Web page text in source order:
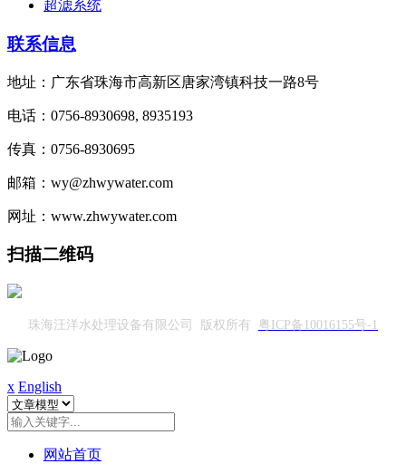
超滤系统
联系信息
地址：广东省珠海市高新区唐家湾镇科技一路8号
电话：0756-8930698, 8935193
传真：0756-8930695
邮箱：wy@zhwywater.com
网址：www.zhwywater.com
扫描二维码
珠海汪洋水处理设备有限公司 版权所有 粤ICP备10016155号-1
x English
网站首页